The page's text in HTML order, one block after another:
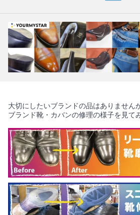
大切にしたいブランドの品はありません
ブランド靴・カバンの修理の様子を見て